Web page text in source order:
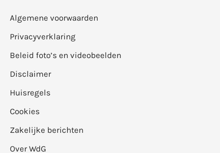
Algemene voorwaarden
Privacyverklaring
Beleid foto’s en videobeelden
Disclaimer
Huisregels
Cookies
Zakelijke berichten
Over WdG